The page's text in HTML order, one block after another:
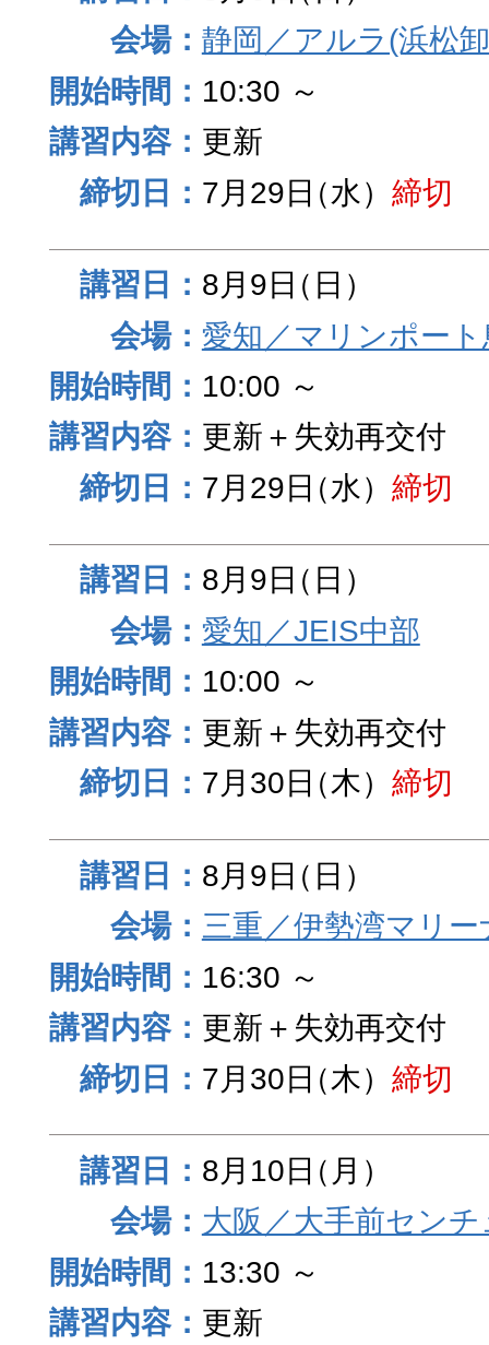
静岡／アルラ(浜松
10:30 ～
更新
7月29日（水） 締切
8月9日（日）
愛知／マリンポート
10:00 ～
更新＋失効再交付
7月29日（水） 締切
8月9日（日）
愛知／JEIS中部
10:00 ～
更新＋失効再交付
7月30日（木） 締切
8月9日（日）
三重／伊勢湾マリー
16:30 ～
更新＋失効再交付
7月30日（木） 締切
8月10日（月）
大阪／大手前セン
13:30 ～
更新